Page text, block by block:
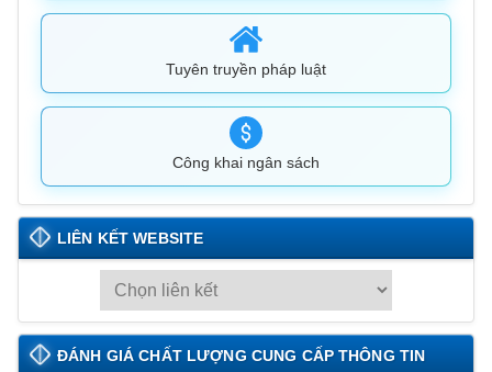
Tuyên truyền pháp luật
Công khai ngân sách
LIÊN KẾT WEBSITE
I
Ê
N
ĐÁNH GIÁ CHẤT LƯỢNG CUNG CẤP THÔNG TIN